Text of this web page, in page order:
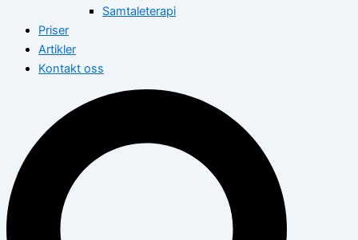
Samtaleterapi
Priser
Artikler
Kontakt oss